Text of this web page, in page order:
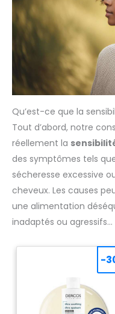
Qu’est-ce que la
Tout d’abord, notre
réellement la
des symptômes tels
sécheresse excessive
cheveux. Les causes
une alimentation
inadaptés ou agressifs…
-